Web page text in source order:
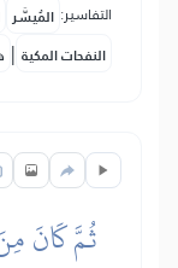
التفاسير: المُيسَّر
النفحات المكية |
ثُمَّ كَانَ